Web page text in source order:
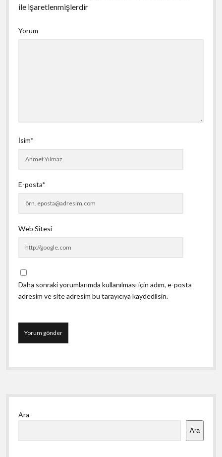
ile işaretlenmişlerdir
Yorum
İsim*
E-posta*
Web Sitesi
Daha sonraki yorumlarımda kullanılması için adım, e-posta
adresim ve site adresim bu tarayıcıya kaydedilsin.
Yan
Menü
Ara
Ara